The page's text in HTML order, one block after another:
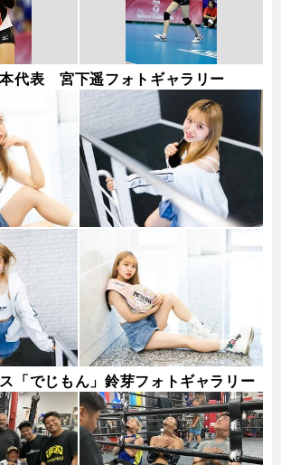
代表 宮下遥フォトギャラリー
「でじもん」鈴芽フォトギャラリー